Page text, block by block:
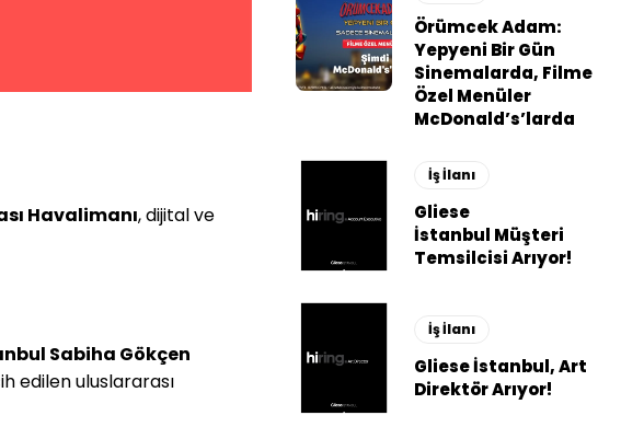
Havalimanı, dijital ve
Sabiha Gökçen
edilen uluslararası
Örümcek Adam:
Yepyeni Bir Gün
Sinemalarda, Filme
Özel Menüler
McDonald’s’larda
İş İlanı
Gliese
İstanbul Müşteri
Temsilcisi Arıyor!
İş İlanı
Gliese İstanbul, Art
Direktör Arıyor!